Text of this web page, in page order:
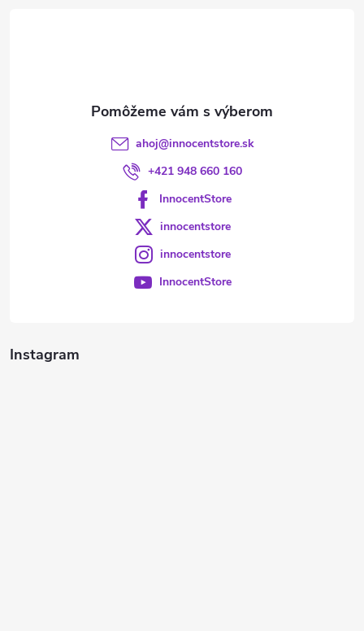
Instagram
ahoj@innocentstore.sk
+421 948 660 160
InnocentStore
innocentstore
innocentstore
InnocentStore